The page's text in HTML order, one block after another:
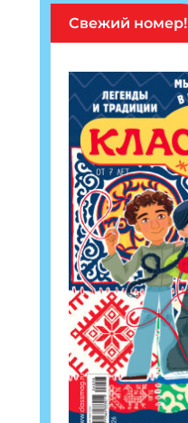
Свежий номер!